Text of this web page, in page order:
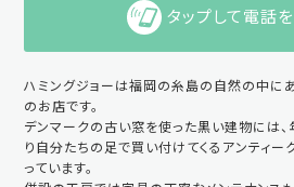
タップして電話
ハミングジョーは福岡の糸島の自然の中に
のお店です。
デンマークの古い窓を使った黒い建物には、
り自分たちの足で買い付けてくるアンティー
っています。